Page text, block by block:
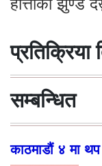
हात्तीको झुण्ड
प्रतिक्रिया
सम्बन्धित
काठमाडौं ४ मा